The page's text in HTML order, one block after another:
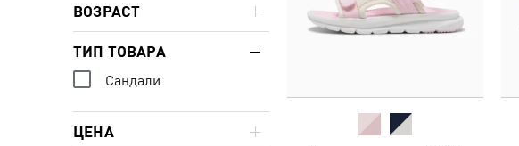
ВОЗРАСТ
ТИП ТОВАРА
Сандали
ЦЕНА